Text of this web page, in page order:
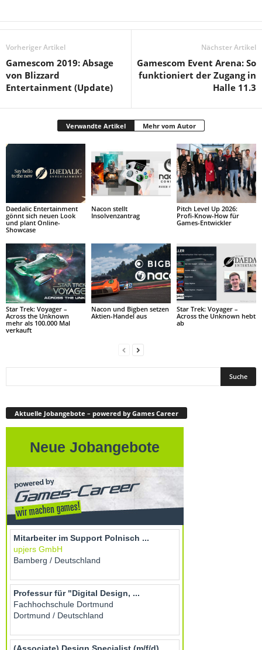
Vorheriger Artikel
Gamescom 2019: Absage
von Blizzard
Entertainment (Update)
Nächster Artikel
Gamescom Event Arena: So
funktioniert der Zugang in
Halle 11.3
Verwandte Artikel Mehr vom Autor
Daedalic Entertainment
gönnt sich neuen Look
und plant Online-
Showcase
Nacon stellt
Insolvenzantrag
Pitch Level Up 2026:
Profi-Know-How für
Games-Entwickler
Star Trek: Voyager –
Across the Unknown
mehr als 100.000 Mal
verkauft
Nacon und Bigben setzen
Aktien-Handel aus
Star Trek: Voyager –
Across the Unknown hebt
ab
Aktuelle Jobangebote – powered by Games Career